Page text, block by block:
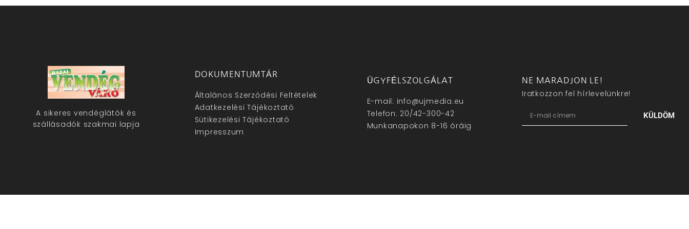
A sikeres vendéglátók és
szállásadók szakmai lapja
DOKUMENTUMTÁR
Általános Szerződési Feltételek
Adatkezelési Tájékoztató
Sütikezelési Tájékoztató
Impresszum
ÜGYFÉLSZOLGÁLAT
E-mail: info@ujmedia.eu
Telefon: 20/42-300-42
Munkanapokon 8-16 óráig
NE MARADJON LE!
Iratkozzon fel hírlevelünkre!
KÜLDÖM